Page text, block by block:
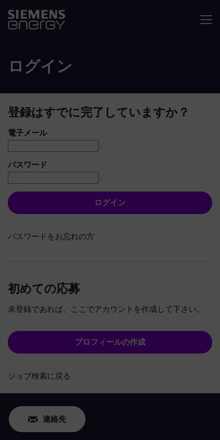
ログイン
登録はすでに完了していますか？
ログイン：ユーザーとパスワード
電子メール
パスワード
ログイン
パスワードをお忘れの方
初めての応募
未登録であれば、ここでアカウントを作成して下さい。
プロフィールの作成
ジョブ検索に戻る
連絡先